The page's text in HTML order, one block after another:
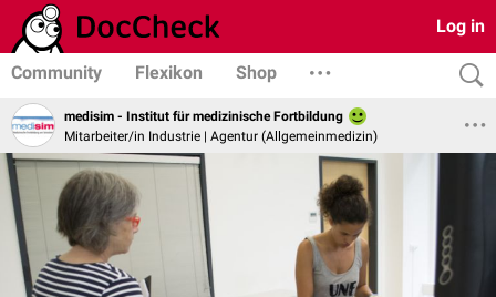
Log in
Community Flexikon Shop
medisim - Institut für medizinische Fortbildung
Mitarbeiter/in Industrie | Agentur (Allgemeinmedizin)